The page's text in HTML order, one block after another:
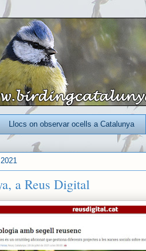
Llocs on observar ocells a Catalunya
a Reus Digital